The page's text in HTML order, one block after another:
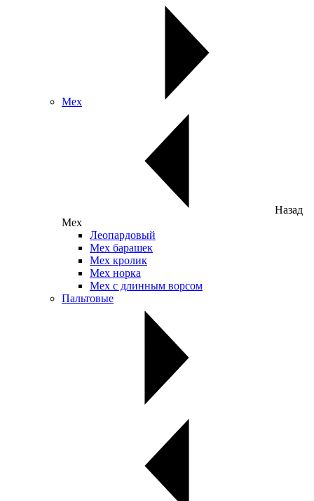
Мех
Назад
Мех
Леопардовый
Мех барашек
Мех кролик
Мех норка
Мех с длинным ворсом
Пальтовые